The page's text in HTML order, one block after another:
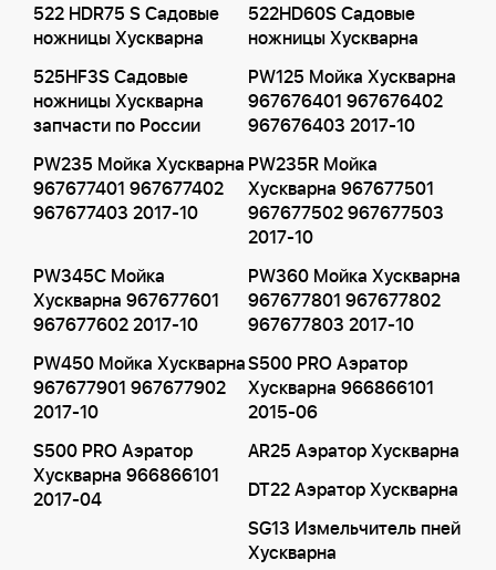
522 HDR75 S Садовые
ножницы Хускварна
522HD60S Садовые
ножницы Хускварна
525HF3S Садовые
ножницы Хускварна
запчасти по России
PW125 Мойка Хускварна
967676401 967676402
967676403 2017-10
PW235 Мойка Хускварна
967677401 967677402
967677403 2017-10
PW235R Мойка
Хускварна 967677501
967677502 967677503
2017-10
PW345C Мойка
Хускварна 967677601
967677602 2017-10
PW360 Мойка Хускварна
967677801 967677802
967677803 2017-10
PW450 Мойка Хускварна
967677901 967677902
2017-10
S500 PRO Аэратор
Хускварна 966866101
2015-06
S500 PRO Аэратор
Хускварна 966866101
2017-04
AR25 Аэратор Хускварна
DT22 Аэратор Хускварна
SG13 Измельчитель пней
Хускварна